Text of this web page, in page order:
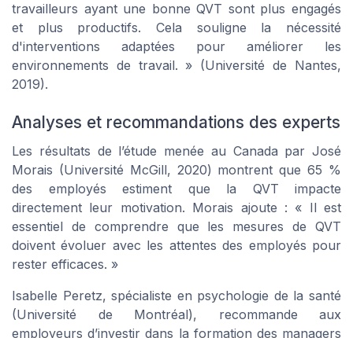
travailleurs ayant une bonne QVT sont plus engagés
et plus productifs. Cela souligne la nécessité
d'interventions adaptées pour améliorer les
environnements de travail. » (Université de Nantes,
2019).
Analyses et recommandations des experts
Les résultats de l’étude menée au Canada par José
Morais (Université McGill, 2020) montrent que 65 %
des employés estiment que la QVT impacte
directement leur motivation. Morais ajoute : « Il est
essentiel de comprendre que les mesures de QVT
doivent évoluer avec les attentes des employés pour
rester efficaces. »
Isabelle Peretz, spécialiste en psychologie de la santé
(Université de Montréal), recommande aux
employeurs d’investir dans la formation des managers